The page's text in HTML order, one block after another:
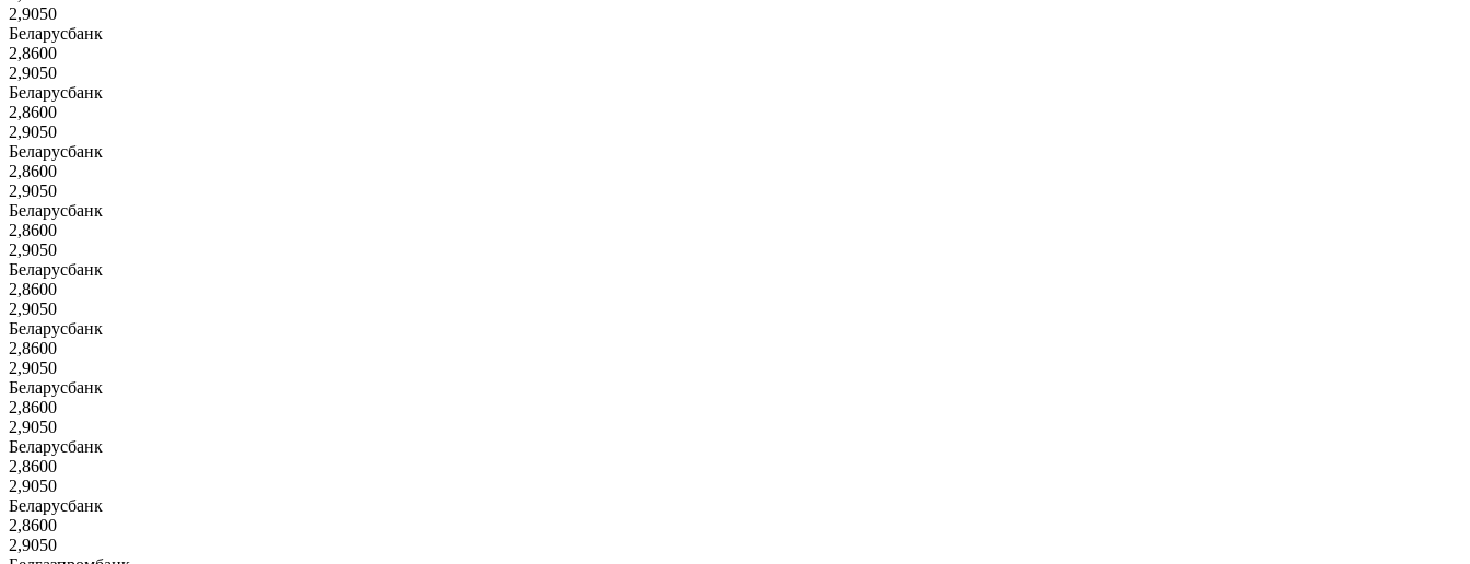
2,9050
Беларусбанк
2,8600
2,9050
Беларусбанк
2,8600
2,9050
Беларусбанк
2,8600
2,9050
Беларусбанк
2,8600
2,9050
Беларусбанк
2,8600
2,9050
Беларусбанк
2,8600
2,9050
Беларусбанк
2,8600
2,9050
Беларусбанк
2,8600
2,9050
Беларусбанк
2,8600
2,9050